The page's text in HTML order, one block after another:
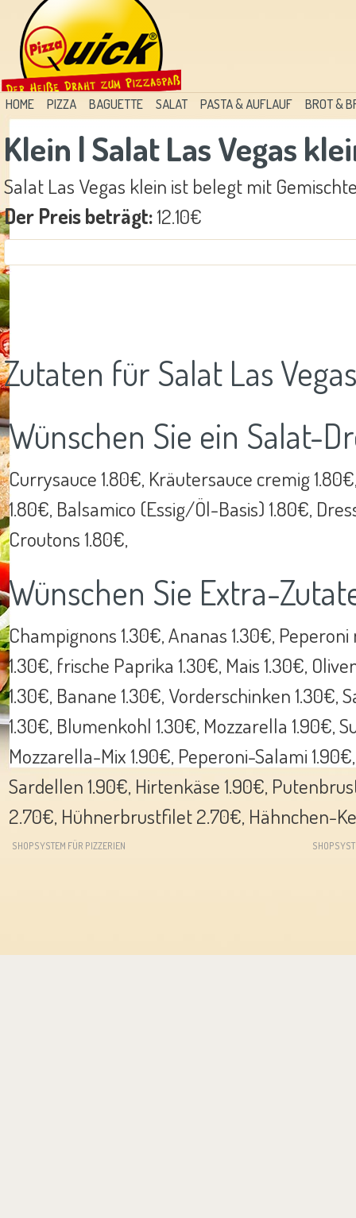
HOME PIZZA BAGUETTE SALAT PASTA & AUFLAUF BROT &
Klein | Salat Las Vegas
Salat Las Vegas klein ist belegt mit
Der Preis beträgt:12.10€
Zutaten für Salat Las
Wünschen Sie ein Salat-
Currysauce 1.80€, Kräutersauce cremig
1.80€, Balsamico (Essig/Öl-Basis) 1.80€,
Croutons 1.80€,
Wünschen Sie Extra-
Champignons 1.30€, Ananas 1.30€,
1.30€, frische Paprika 1.30€, Mais 1.30€,
1.30€, Banane 1.30€, Vorderschinken 1.30€,
1.30€, Blumenkohl 1.30€, Mozzarella 1.90€,
Mozzarella-Mix 1.90€, Peperoni-Salami
Sardellen 1.90€, Hirtenkäse 1.90€,
2.70€, Hühnerbrustfilet 2.70€, Hähnchen-
SHOPSYSTEM FÜR PIZZERIEN